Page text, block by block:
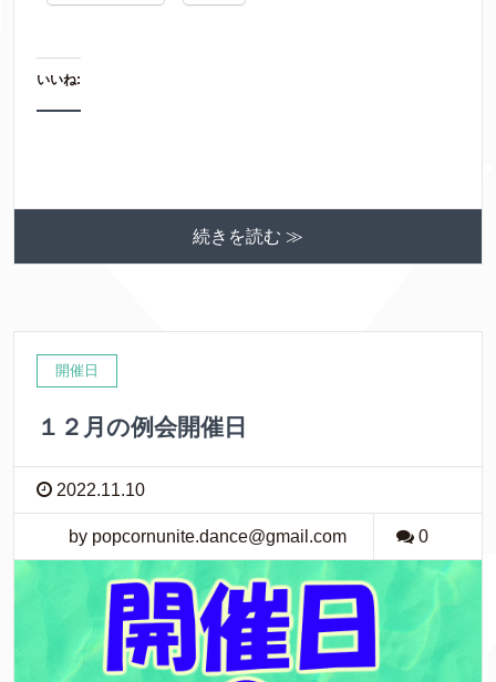
いいね:
続きを読む ≫
開催日
１２月の例会開催日
2022.11.10
by popcornunite.dance@gmail.com 0